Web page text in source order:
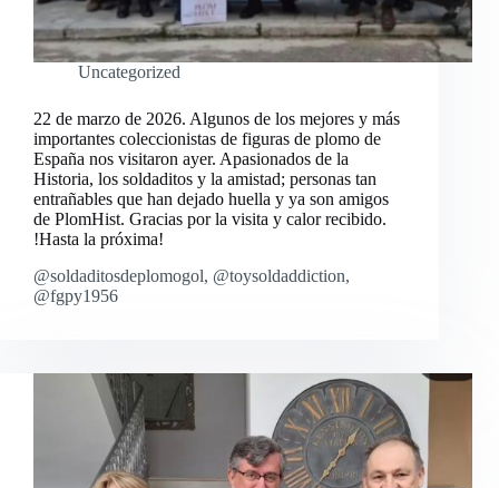
Uncategorized
22 de marzo de 2026. Algunos de los mejores y más
importantes coleccionistas de figuras de plomo de
España nos visitaron ayer. Apasionados de la
Historia, los soldaditos y la amistad; personas tan
entrañables que han dejado huella y ya son amigos
de PlomHist. Gracias por la visita y calor recibido.
!Hasta la próxima!
@soldaditosdeplomogol, @toysoldaddiction,
@fgpy1956